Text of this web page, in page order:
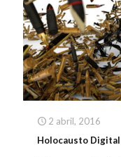
2 abril, 2016
Holocausto Digital